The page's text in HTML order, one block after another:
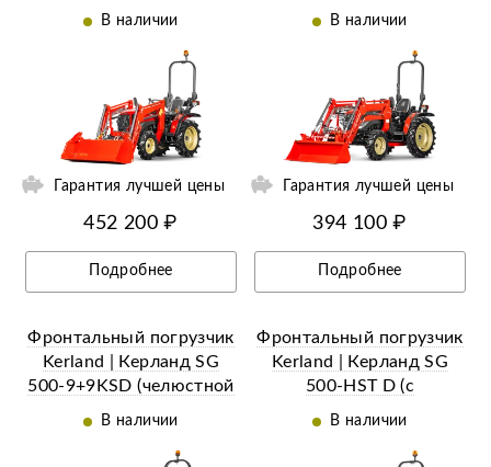
c джойстиком)
В наличии
Гарантия лучшей цены
452 200 ₽
Подробнее
джойстиком)
В наличии
Гарантия лучшей цены
394 100 ₽
Подробнее
Фронтальный погрузчик
Kerland | Керланд SG
500-9+9KSD (челюстной
c джойстиком)
В наличии
Фронтальный погрузчик
Kerland | Керланд SG
500-HST D (c
джойстиком)
В наличии